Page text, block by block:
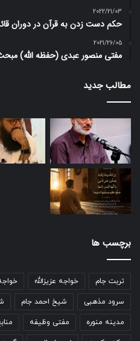
2022/21/03
حکم دست زدن به قرآن در دوران
2021/26/05
مفتی منصور عبدی (حفظه الله)
مطالب جدید
برچسب ها
تربت جام خواجه عزیزالله
سرود مذهبی شیخ احمد جام
مدینه منوره مفتی وظیفه